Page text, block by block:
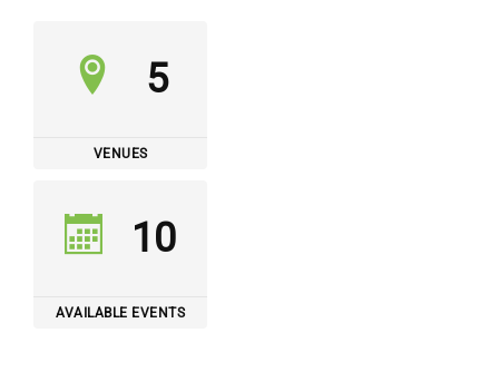
5
VENUES
10
AVAILABLE EVENTS